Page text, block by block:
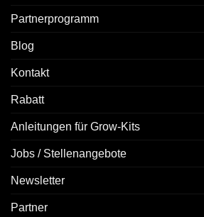
Partnerprogramm
Blog
Kontakt
Rabatt
Anleitungen für Grow-Kits
Jobs / Stellenangebote
Newsletter
Partner